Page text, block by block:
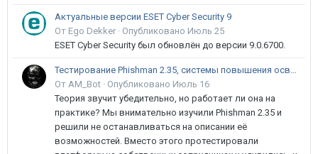
Актуальные версии ESET Cyber Security 9
От Ego Dekker · Опубликовано Июль 25
ESET Cyber Security был обновлён до версии 9.0.6700.
Тестирование Phishman 2.35, системы повышения осведомлённости пользователей в сфере ИБ
От AM_Bot · Опубликовано Июль 16
Теория звучит убедительно, но работает ли она на
практике? Мы внимательно изучили Phishman 2.35 и
решили не останавливаться на описании её
возможностей. Вместо этого протестировали